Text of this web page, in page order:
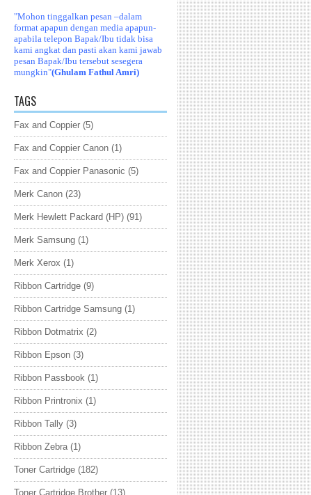
"Mohon tinggalkan pesan –dalam
format apapun dengan media apapun-
apabila telepon Bapak/Ibu tidak bisa
kami angkat dan pasti akan kami jawab
pesan Bapak/Ibu tersebut sesegera
mungkin"(Ghulam Fathul Amri)
TAGS
Fax and Coppier (5)
Fax and Coppier Canon (1)
Fax and Coppier Panasonic (5)
Merk Canon (23)
Merk Hewlett Packard (HP) (91)
Merk Samsung (1)
Merk Xerox (1)
Ribbon Cartridge (9)
Ribbon Cartridge Samsung (1)
Ribbon Dotmatrix (2)
Ribbon Epson (3)
Ribbon Passbook (1)
Ribbon Printronix (1)
Ribbon Tally (3)
Ribbon Zebra (1)
Toner Cartridge (182)
Toner Cartridge Brother (13)